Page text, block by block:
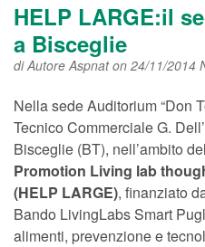
HELP LARGE:il
a Bisceglie
diAutore Aspnaton 24/11/2014
Nella sede Auditorium “Don
Tecnico Commerciale G.
Bisceglie (BT), nell’ambito
Promotion Living lab
(HELP LARGE), finanziato
Bando LivingLabs Smart
alimenti, prevenzione e